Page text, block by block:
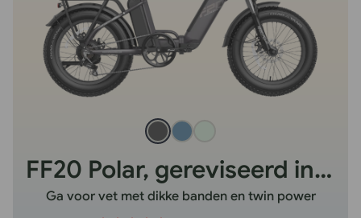
FF20 Polar, gereviseerd in het Verenigd Koninkrijk
Ga voor vet met dikke banden en twin power